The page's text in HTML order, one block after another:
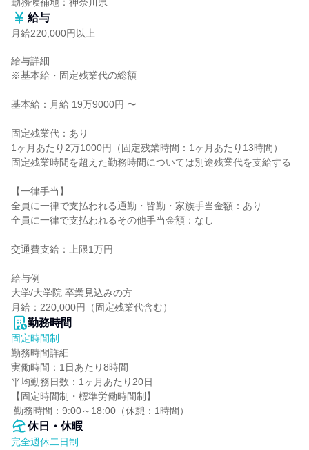
給与
月給220,000円以上
給与詳細
※基本給・固定残業代の総額
基本給：月給 19万9000円 〜
固定残業代：あり
1ヶ月あたり2万1000円（固定残業時間：1ヶ月あたり13時間）
固定残業時間を超えた勤務時間については別途残業代を支給する
【一律手当】
全員に一律で支払われる通勤・皆勤・家族手当金額：あり
全員に一律で支払われるその他手当金額：なし
交通費支給：上限1万円
給与例
大学/大学院 卒業見込みの方
月給：220,000円（固定残業代含む）
勤務時間
固定時間制
勤務時間詳細
実働時間：1日あたり8時間
平均勤務日数：1ヶ月あたり20日
【固定時間制・標準労働時間制】
勤務時間：9:00～18:00（休憩：1時間）
休日・休暇
完全週休二日制